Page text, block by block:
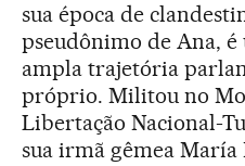
sua época de
pseudônimo de Ana,
ampla trajetória
próprio. Militou no
Libertação Nacional-
sua irmã gêmea